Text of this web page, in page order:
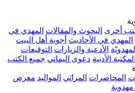
والمقالات المهدي في
أجوبة أهل البيت
والزيارات التوقيعات
دعوى اليماني جميع الكتب
المراثي المواليد معرض